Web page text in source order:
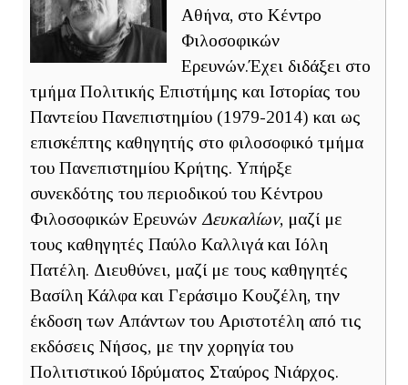
Αθήνα, στο Κέντρο
Φιλοσοφικών
Ερευνών.Έχει διδάξει στο
τμήμα Πολιτικής Επιστήμης και Ιστορίας του
Παντείου Πανεπιστημίου (1979-2014) και ως
επισκέπτης καθηγητής στο φιλοσοφικό τμήμα
του Πανεπιστημίου Κρήτης. Υπήρξε
συνεκδότης του περιοδικού του Κέντρου
Φιλοσοφικών Ερευνών Δευκαλίων, μαζί με
τους καθηγητές Παύλο Καλλιγά και Ιόλη
Πατέλη. Διευθύνει, μαζί με τους καθηγητές
Βασίλη Κάλφα και Γεράσιμο Κουζέλη, την
έκδοση των Απάντων του Αριστοτέλη από τις
εκδόσεις Νήσος, με την χορηγία του
Πολιτιστικού Ιδρύματος Σταύρος Νιάρχος.